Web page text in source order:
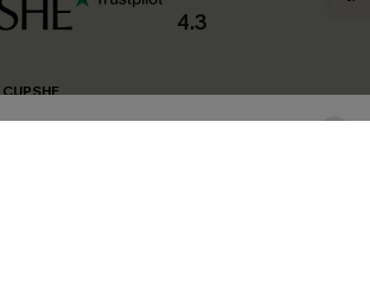
4.3
CUPSHE
pouvez vous désabonner à tout moment.